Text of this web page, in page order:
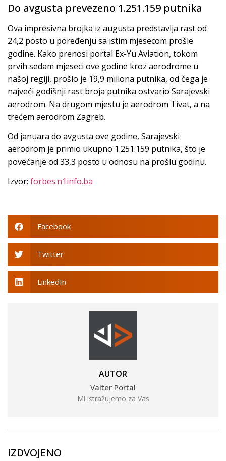
Do avgusta prevezeno 1.251.159 putnika
Ova impresivna brojka iz augusta predstavlja rast od
24,2 posto u poređenju sa istim mjesecom prošle
godine. Kako prenosi portal Ex-Yu Aviation, tokom
prvih sedam mjeseci ove godine kroz aerodrome u
našoj regiji, prošlo je 19,9 miliona putnika, od čega je
najveći godišnji rast broja putnika ostvario Sarajevski
aerodrom. Na drugom mjestu je aerodrom Tivat, a na
trećem aerodrom Zagreb.
Od januara do avgusta ove godine, Sarajevski
aerodrom je primio ukupno 1.251.159 putnika, što je
povećanje od 33,3 posto u odnosu na prošlu godinu.
Izvor: forbes.n1info.ba
Facebook
Twitter
LinkedIn
AUTOR
Valter Portal
Mi istražujemo za Vas
IZDVOJENO